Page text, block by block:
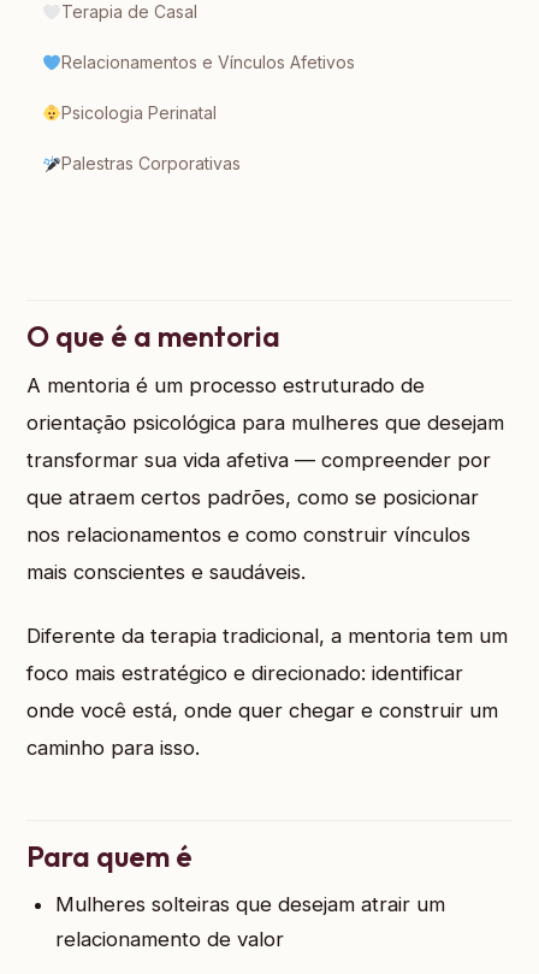
O que é a mentoria
A mentoria é um processo estruturado de
orientação psicológica para mulheres que desejam
transformar sua vida afetiva — compreender por
que atraem certos padrões, como se posicionar
nos relacionamentos e como construir vínculos
mais conscientes e saudáveis.
Diferente da terapia tradicional, a mentoria tem um
foco mais estratégico e direcionado: identificar
onde você está, onde quer chegar e construir um
caminho para isso.
Para quem é
Mulheres solteiras que desejam atrair um
relacionamento de valor
Terapia de Casal
Relacionamentos e Vínculos Afetivos
Psicologia Perinatal
Palestras Corporativas